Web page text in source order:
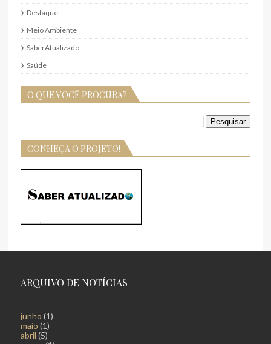
Destaque
Meio Ambiente
SaberAtualizado
Saúde
O QUE VOCÊ PROCURA?
CONHEÇA O PROJETO!
ARQUIVO DE NOTÍCIAS
junho (1)
maio (1)
abril (5)